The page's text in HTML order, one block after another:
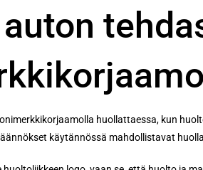
huollattaessa, kun
käytännössä mahdollistavat